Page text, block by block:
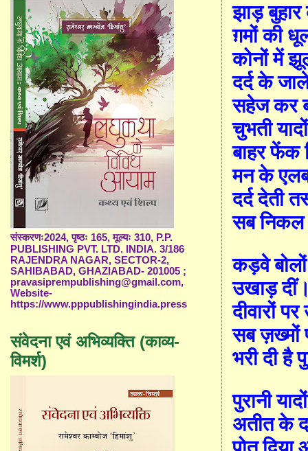
झाड़
ग़मों की
कोनों में
दर्द के
सहेज कर
चुभती
बाहर फेंक
मन के
दर्द देती
सब
कड़वे
उखाड़
दीवारों
सब ज़ख्मों
भरी दी है
पुरानी
अतीतके
संस्करणः2024, पृष्ठः 165, मूल्यः 310, P.P.
PUBLISHING PVT. LTD. INDIA. 3/186
RAJENDRA NAGAR, SECTOR-2,
SAHIBABAD, GHAZIABAD- 201005 ;
pravasiprempublishing@gmail.com,
Website-
https://www.pppublishingindia.press
संवेदना एवं अभिव्यक्ति (काव्य-
विमर्श)